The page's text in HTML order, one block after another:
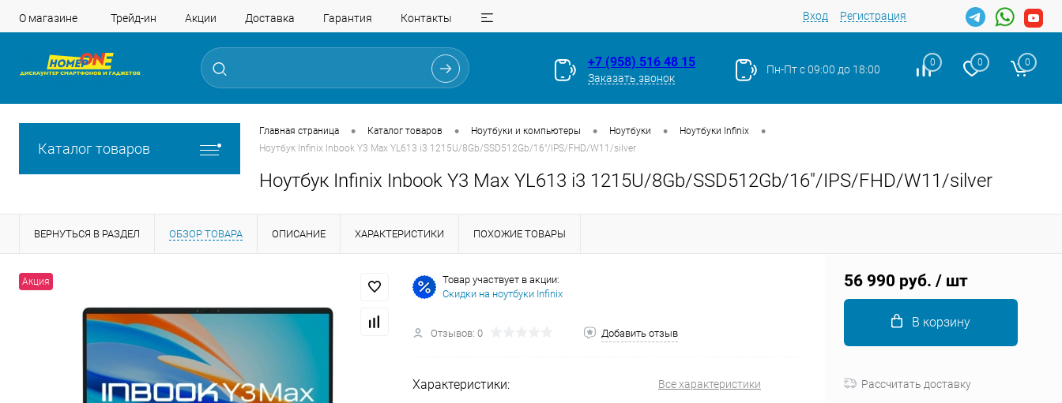
О магазине Трейд-ин Акции Доставка Гарантия Контакты Вход Регистрация
+7 (958) 516 48 15
Заказать звонок
Пн-Пт с 09:00 до 18:00
0 0 0
Каталог товаров
Главная страница • Каталог товаров • Ноутбуки и компьютеры • Ноутбуки • Ноутбуки Infinix •
Ноутбук Infinix Inbook Y3 Max YL613 i3 1215U/8Gb/SSD512Gb/16"/IPS/FHD/W11/silver
Ноутбук Infinix Inbook Y3 Max YL613 i3 1215U/8Gb/SSD512Gb/16"/IPS/FHD/W11/silver
ВЕРНУТЬСЯ В РАЗДЕЛ ОБЗОР ТОВАРА ОПИСАНИЕ ХАРАКТЕРИСТИКИ ПОХОЖИЕ ТОВАРЫ
Акция
Товар участвует в акции:
Скидки на ноутбуки Infinix
Отзывов: 0 Добавить отзыв
Характеристики: Все характеристики
56 990 руб. / шт
В корзину
Рассчитать доставку
Для клиентов всех банков
Разбейтеоплату